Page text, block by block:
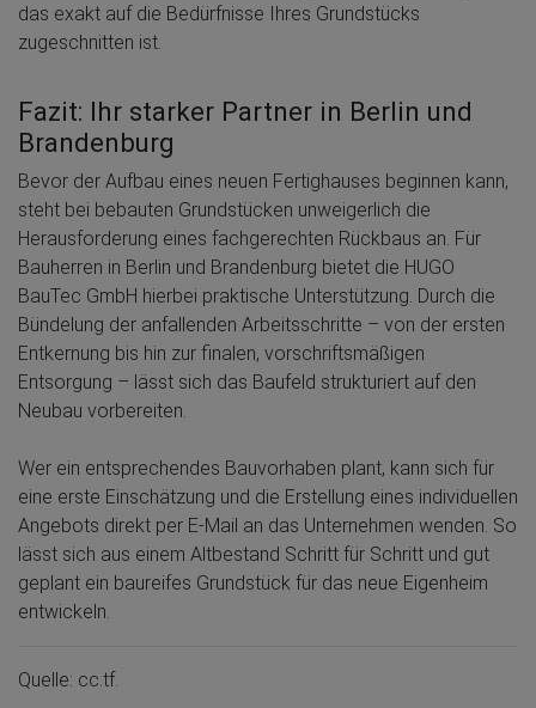
das exakt auf die Bedürfnisse Ihres Grundstücks
zugeschnitten ist.
Fazit: Ihr starker Partner in Berlin und
Brandenburg
Bevor der Aufbau eines neuen Fertighauses beginnen kann,
steht bei bebauten Grundstücken unweigerlich die
Herausforderung eines fachgerechten Rückbaus an. Für
Bauherren in Berlin und Brandenburg bietet die HUGO
BauTec GmbH hierbei praktische Unterstützung. Durch die
Bündelung der anfallenden Arbeitsschritte – von der ersten
Entkernung bis hin zur finalen, vorschriftsmäßigen
Entsorgung – lässt sich das Baufeld strukturiert auf den
Neubau vorbereiten.
Wer ein entsprechendes Bauvorhaben plant, kann sich für
eine erste Einschätzung und die Erstellung eines individuellen
Angebots direkt per E-Mail an das Unternehmen wenden. So
lässt sich aus einem Altbestand Schritt für Schritt und gut
geplant ein baureifes Grundstück für das neue Eigenheim
entwickeln.
Quelle: cc.tf.